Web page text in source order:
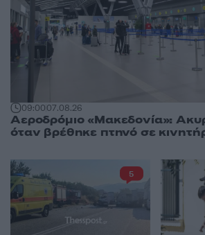
09:0007.08.26
Αεροδρόμιο «Μακεδονία»:
όταν βρέθηκε πτηνό σε
5